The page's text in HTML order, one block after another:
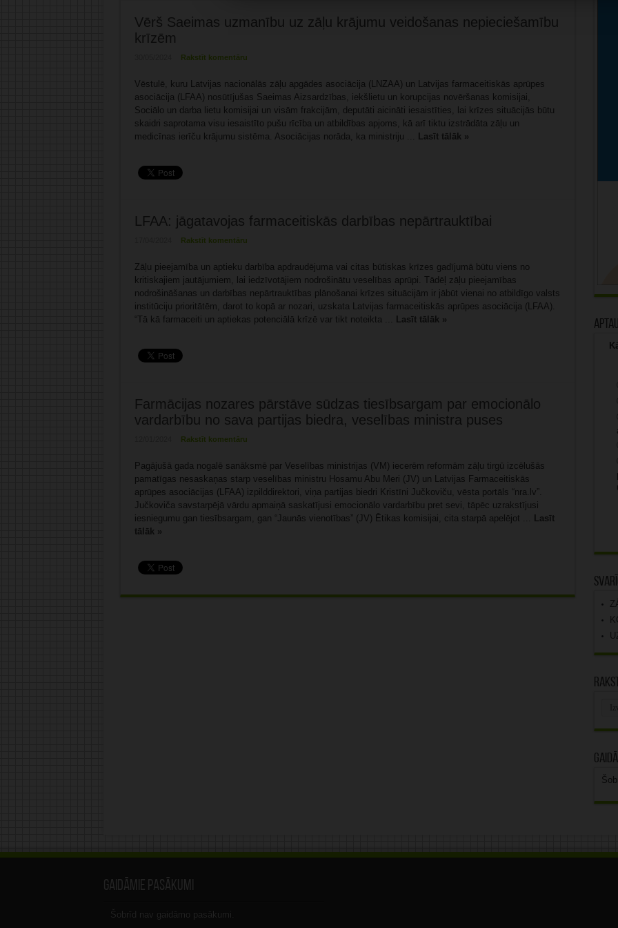
Vērš Saeimas uzmanību uz zāļu krājumu veidošanas nepieciešamību
krīzēm
Rakstīt komentāru
Vēstulē, kuru Latvijas nacionālās zāļu apgādes asociācija (LNZAA) un Latvijas farmaceitiskās aprūpes
asociācija (LFAA) nosūtījušas Saeimas Aizsardzības, iekšlietu un korupcijas novēršanas komisijai,
Sociālo un darba lietu komisijai un visām frakcijām, deputāti aicināti iesaistīties, lai krīzes situācijās būtu
skaidri saprotama visu iesaistīto pušu rīcība un atbildības apjoms, kā arī tiktu izstrādāta zāļu un
medicīnas ierīču krājumu sistēma. Asociācijas norāda, ka ministriju ... Lasīt tālāk »
LFAA: jāgatavojas farmaceitiskās darbības nepārtrauktībai
Rakstīt komentāru
Zāļu pieejamība un aptieku darbība apdraudējuma vai citas būtiskas krīzes gadījumā būtu viens no
kritiskajiem jautājumiem, lai iedzīvotājiem nodrošinātu veselības aprūpi. Tādēļ zāļu pieejamības
nodrošināšanas un darbības nepārtrauktības plānošanai krīzes situācijām ir jābūt vienai no atbildīgo valsts
institūciju prioritātēm, darot to kopā ar nozari, uzskata Latvijas farmaceitiskās aprūpes asociācija (LFAA).
“Tā kā farmaceiti un aptiekas potenciālā krīzē var tikt noteikta ... Lasīt tālāk »
Farmācijas nozares pārstāve sūdzas tiesībsargam par emocionālo
vardarbību no sava partijas biedra, veselības ministra puses
Rakstīt komentāru
Pagājušā gada nogalē sanāksmē par Veselības ministrijas (VM) iecerēm reformām zāļu tirgū izcēlušās
pamatīgas nesaskaņas starp veselības ministru Hosamu Abu Meri (JV) un Latvijas Farmaceitiskās
aprūpes asociācijas (LFAA) izpilddirektori, viņa partijas biedri Kristīni Jučkoviču, vēsta portāls “nra.lv”.
Jučkoviča savstarpējā vārdu apmaiņā saskatījusi emocionālo vardarbību pret sevi, tāpēc uzrakstījusi
iesniegumu gan tiesībsargam, gan “Jaunās vienotības” (JV) Ētikas komisijai, cita starpā apelējot ... Lasīt
tālāk »
Gaidāmie pasākumi
Šobrīd nav gaidāmo pasākumi.